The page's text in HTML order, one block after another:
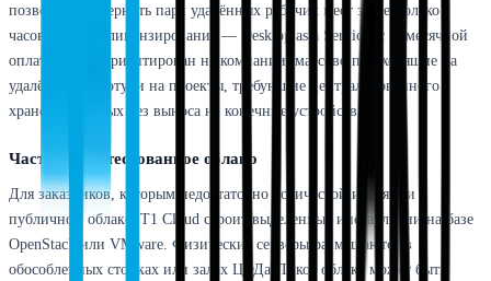
позволяет развернуть парк удалённых рабочих мест за несколько
часов. Модель лицензирования — Desktop as a Service, с помесячной
оплатой. VDI ориентирован на компании, массово переходящие на
удалённую работу, и на проекты, требующие централизованного
хранения данных без выноса на конечные устройства.
Частное и аттестованное облако
Для заказчиков, которым недостаточно логической изоляции в
публичном облаке, T1 Cloud строит выделенные инсталляции на базе
OpenStack или VMware. Физические серверы размещаются в
обособленных стойках или залах ЦОДа. Такое облако может быть